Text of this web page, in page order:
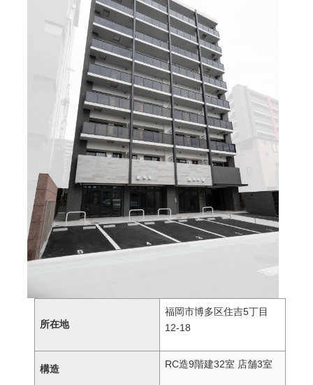
所在地
福岡市博多区住吉5丁目
12-18
構造 RC造9階建32室 店舗3室